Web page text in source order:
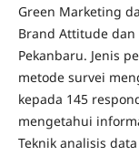
Green Marketing
Brand Attitude dan
Pekanbaru. Jenis
metode survei
kepada 145
mengetahui
Teknik analisis